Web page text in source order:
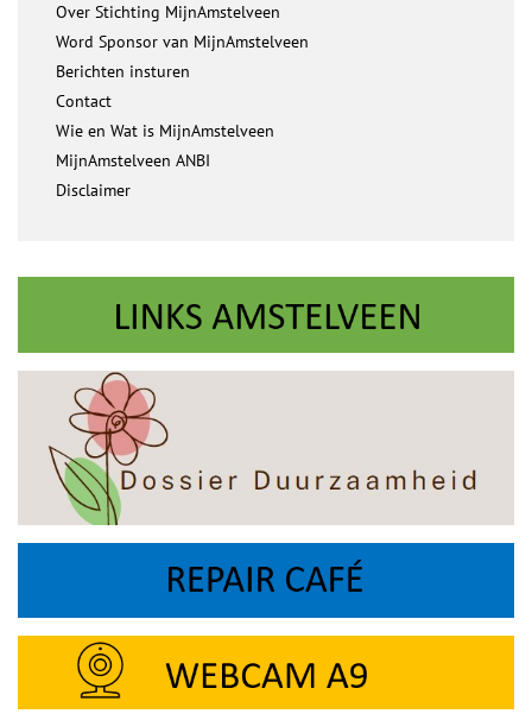
Over Stichting MijnAmstelveen
Word Sponsor van MijnAmstelveen
Berichten insturen
Contact
Wie en Wat is MijnAmstelveen
MijnAmstelveen ANBI
Disclaimer